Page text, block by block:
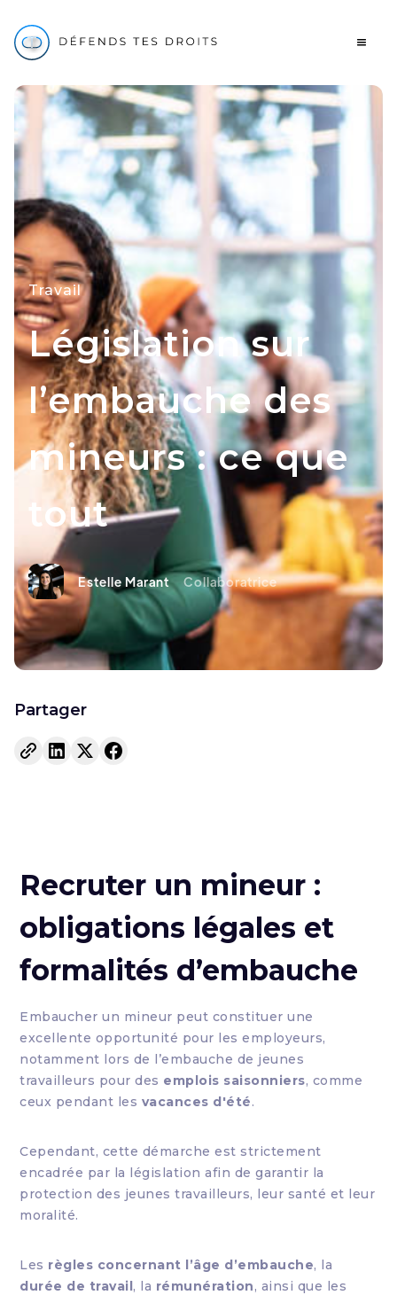
Travail
Législation sur
l’embauche des
mineurs : ce que
tout
Estelle Marant Collaboratrice
Partager
Recruter un mineur :
obligations légales et
formalités d’embauche
Embaucher un mineur peut constituer une
excellente opportunité pour les employeurs,
notamment lors de l’embauche de jeunes
travailleurs pour des emplois saisonniers, comme
ceux pendant les vacances d'été.
Cependant, cette démarche est strictement
encadrée par la législation afin de garantir la
protection des jeunes travailleurs, leur santé et leur
moralité.
Les règles concernant l’âge d’embauche, la
durée de travail, la rémunération, ainsi que les